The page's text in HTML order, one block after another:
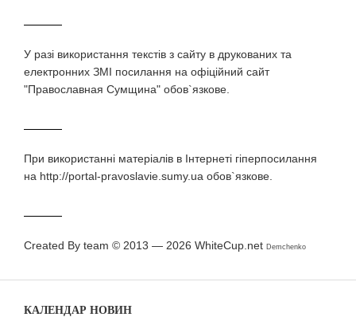
У разi використання текстiв з сайту в друкованих та
електронних ЗМI посилання на офіційний сайт
"Православная Сумщина" обов`язкове.
При використаннi матерiалiв в Iнтернетi гiперпосилання
на http://portal-pravoslavie.sumy.ua обов`язкове.
Created By team © 2013 — 2026 WhiteCup.net Demchenko
КАЛЕНДАР НОВИН